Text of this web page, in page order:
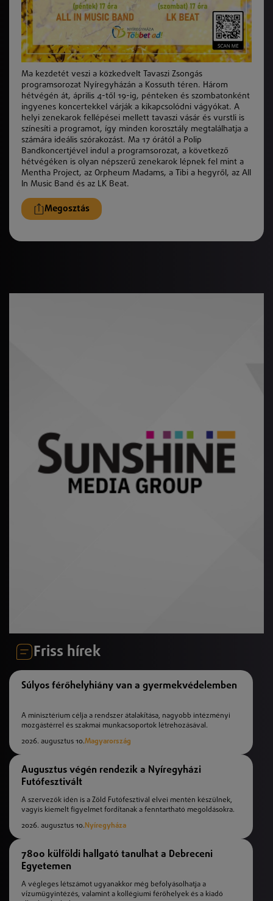
Ma kezdetét veszi a közkedvelt Tavaszi Zsongás
programsorozat Nyíregyházán a Kossuth téren. Három
hétvégén át, április 4-től 19-ig, pénteken és szombatonként
ingyenes koncertekkel várják a kikapcsolódni vágyókat. A
helyi zenekarok fellépései mellett tavaszi vásár és vurstli is
színesíti a programot, így minden korosztály megtalálhatja a
számára ideális szórakozást. Ma 17 órától a Polip
Bandkoncertjével indul a programsorozat, a következő
hétvégéken is olyan népszerű zenekarok lépnek fel mint a
Mentha Project, az Orpheum Madams, a Tibi a hegyről, az All
In Music Band és az LK Beat.
Megosztás
Friss hírek
Súlyos férőhelyhiány van a gyermekvédelemben
A minisztérium célja a rendszer átalakítása, nagyobb intézményi
mozgástérrel és szakmai munkacsoportok létrehozásával.
2026. augusztus 10.Magyarország
Augusztus végén rendezik a Nyíregyházi
Futófesztivált
A szervezők idén is a Zöld Futófesztivál elvei mentén készülnek,
vagyis kiemelt figyelmet fordítanak a fenntartható megoldásokra.
2026. augusztus 10. Nyíregyháza
7800 külföldi hallgató tanulhat a Debreceni
Egyetemen
A végleges létszámot ugyanakkor még befolyásolhatja a
vízumügyintézés, valamint a kollégiumi férőhelyek és a kiadó